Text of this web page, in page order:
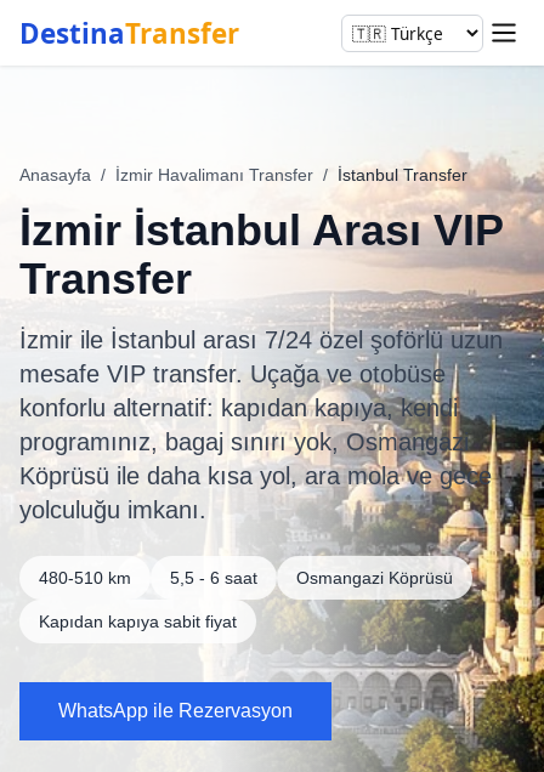
DestinaTransfer
Anasayfa / İzmir Havalimanı Transfer / İstanbul Transfer
İzmir İstanbul Arası VIP
Transfer
İzmir ile İstanbul arası 7/24 özel şoförlü uzun
mesafe VIP transfer. Uçağa ve otobüse
konforlu alternatif: kapıdan kapıya, kendi
programınız, bagaj sınırı yok, Osmangazi
Köprüsü ile daha kısa yol, ara mola ve gece
yolculuğu imkanı.
480-510 km 5,5 - 6 saat Osmangazi Köprüsü
Kapıdan kapıya sabit fiyat
WhatsApp ile Rezervasyon